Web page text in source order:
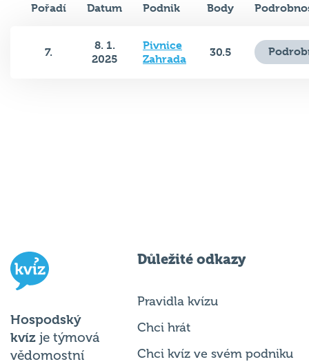
Pořadí Datum Podnik Body
7.
8. 1.
2025
Pivnice
Zahrada
30.5
Hospodský
kvíz je týmová
vědomostní
Důležité odkazy
Pravidla kvízu
Chci hrát
Chci kvíz ve svém podniku